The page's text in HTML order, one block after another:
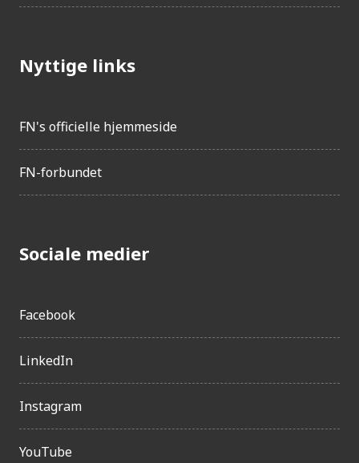
Nyttige links
FN's officielle hjemmeside
FN-forbundet
Sociale medier
Facebook
LinkedIn
Instagram
YouTube